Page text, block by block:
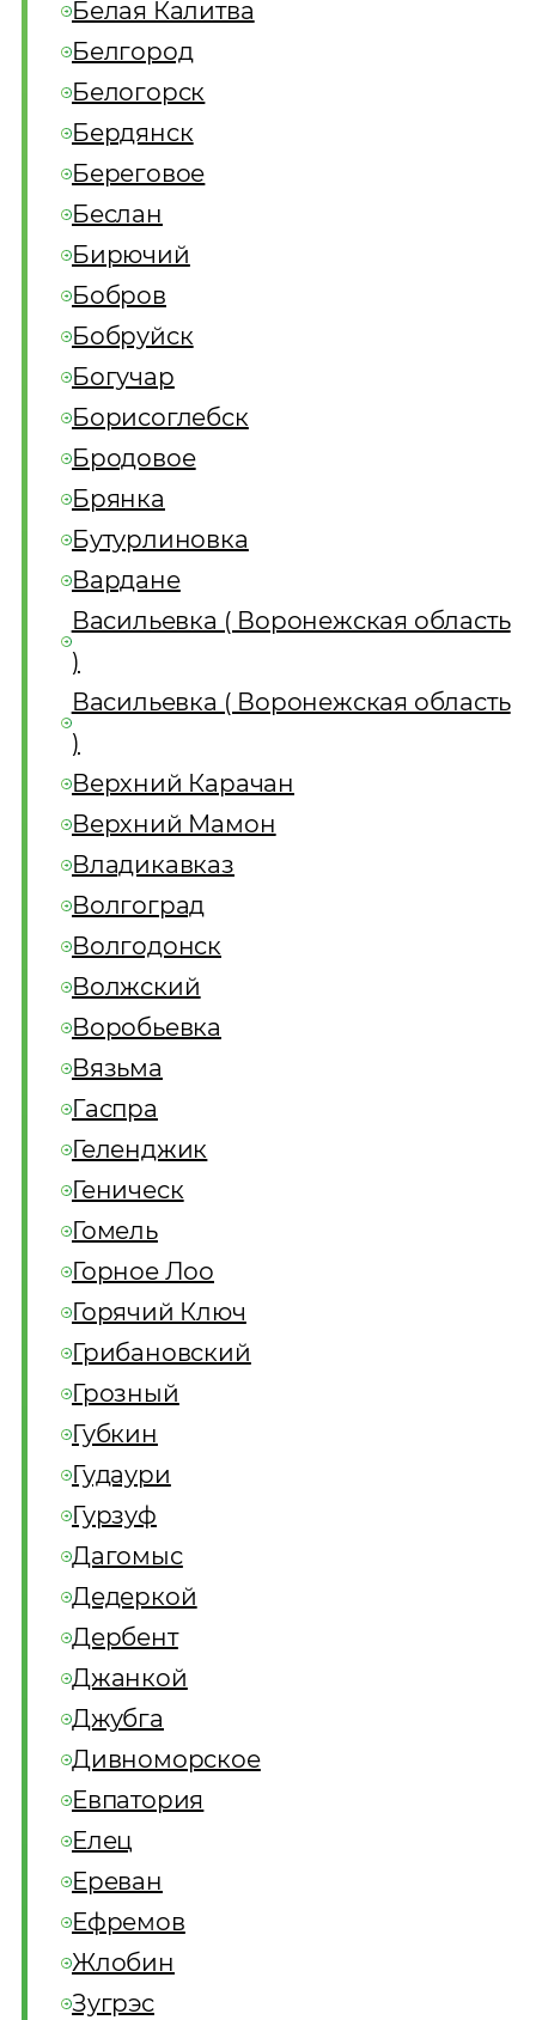
Белая Калитва
Белгород
Белогорск
Бердянск
Береговое
Беслан
Бирючий
Бобров
Бобруйск
Богучар
Борисоглебск
Бродовое
Брянка
Бутурлиновка
Вардане
Васильевка ( Воронежская область
)
Васильевка ( Воронежская область
)
Верхний Карачан
Верхний Мамон
Владикавказ
Волгоград
Волгодонск
Волжский
Воробьевка
Вязьма
Гаспра
Геленджик
Геническ
Гомель
Горное Лоо
Горячий Ключ
Грибановский
Грозный
Губкин
Гудаури
Гурзуф
Дагомыс
Дедеркой
Дербент
Джанкой
Джубга
Дивноморское
Евпатория
Елец
Ереван
Ефремов
Жлобин
Зугрэс